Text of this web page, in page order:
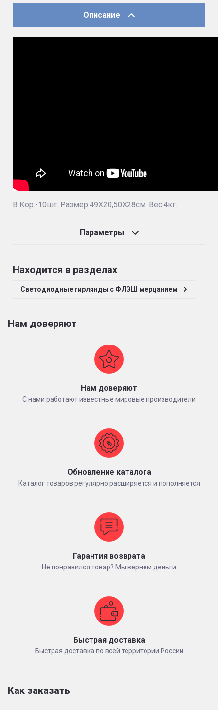
Описание
В Кор.-10шт. Размер:49Х20,50Х28см. Вес:4кг.
Параметры
Находится в разделах
Светодиодные гирлянды с ФЛЭШ мерцанием
Нам доверяют
Нам доверяют
С нами работают известные мировые производители
Обновление каталога
Каталог товаров регулярно расширяется и пополняется
Гарантия возврата
Не понравился товар? Мы вернем деньги
Быстрая доставка
Быстрая доставка по всей территории России
Как заказать